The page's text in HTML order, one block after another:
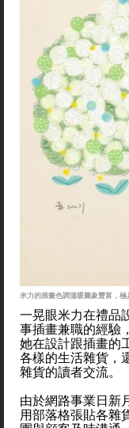
米力的插畫色調溫暖圖象豐富，極
一晃眼米力在禮品
事插畫兼職的經驗
她在設計跟插畫的
各樣的生活雜貨，
雜貨的讀者交流。
由於網路事業日新
用部落格張貼各雜